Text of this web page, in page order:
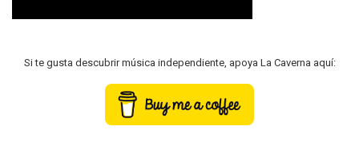
Si te gusta descubrir música independiente, apoya La Caverna aquí: